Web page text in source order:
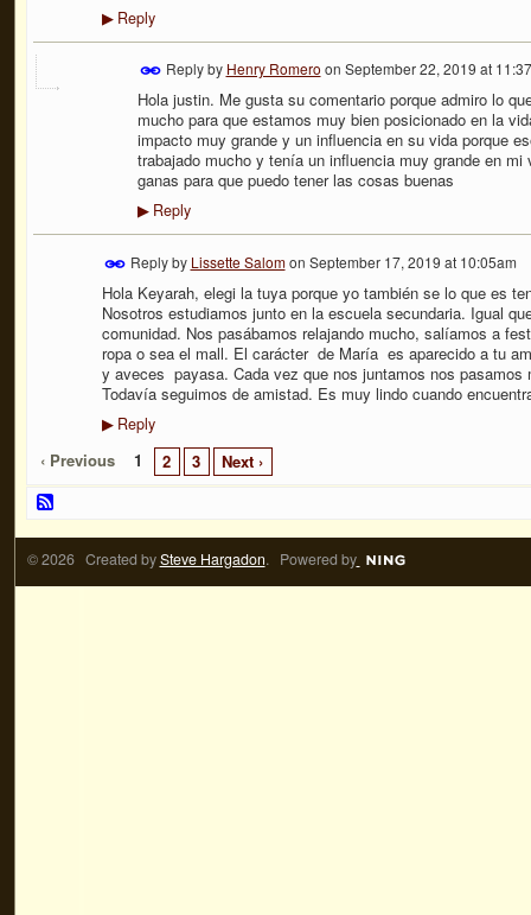
▶Reply
Reply by Henry Romero on September 22, 2019 at
Hola justin. Me gusta su comentario porque admiro lo
mucho para que estamos muy bien posicionado en la
impacto muy grande y un influencia en su vida porque
trabajado mucho y tenía un influencia muy grande en
ganas para que puedo tener las cosas buenas
▶Reply
Reply by Lissette Salomon September 17, 2019 at 10:05am
Hola Keyarah, elegi la tuya porque yo también se lo que es
Nosotros estudiamos junto en la escuela secundaria. Igual
comunidad. Nos pasábamos relajando mucho, salíamos a
ropa o sea el mall. El carácter de María es aparecido a tu
y aveces payasa. Cada vez que nos juntamos nos pasamos
Todavía seguimos de amistad. Es muy lindo cuando
▶Reply
‹ Previous 1 2 3 Next ›
© 2026 Created bySteve Hargadon. Powered by